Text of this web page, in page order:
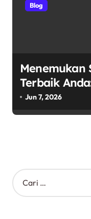
Blog
Menemukan
Terbaik
LAPTOP
Laptop
Jun 7, 2026
C
a